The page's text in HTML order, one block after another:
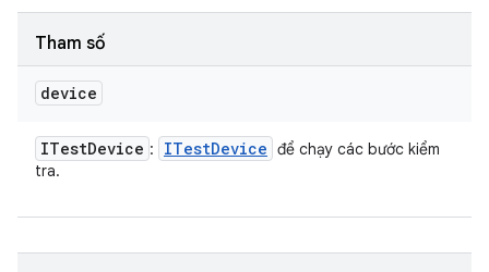
Tham số
device
ITestDevice : ITestDevice để chạy các bước kiểm
tra.